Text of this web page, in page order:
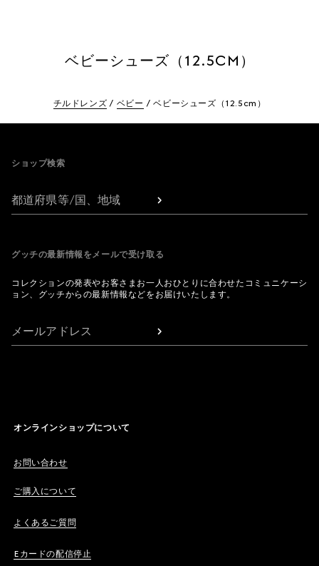
ベビーシューズ（12.5CM）
チルドレンズ ベビー ベビーシューズ（12.5cm）
ショップ検索
都道府県等/国、地域
グッチの最新情報をメールで受け取る
コレクションの発表やお客さまお一人おひとりに合わせたコミュニケーシ
ョン、グッチからの最新情報などをお届けいたします。
メールアドレス
オンラインショップについて
お問い合わせ
ご購入について
よくあるご質問
Eカードの配信停止